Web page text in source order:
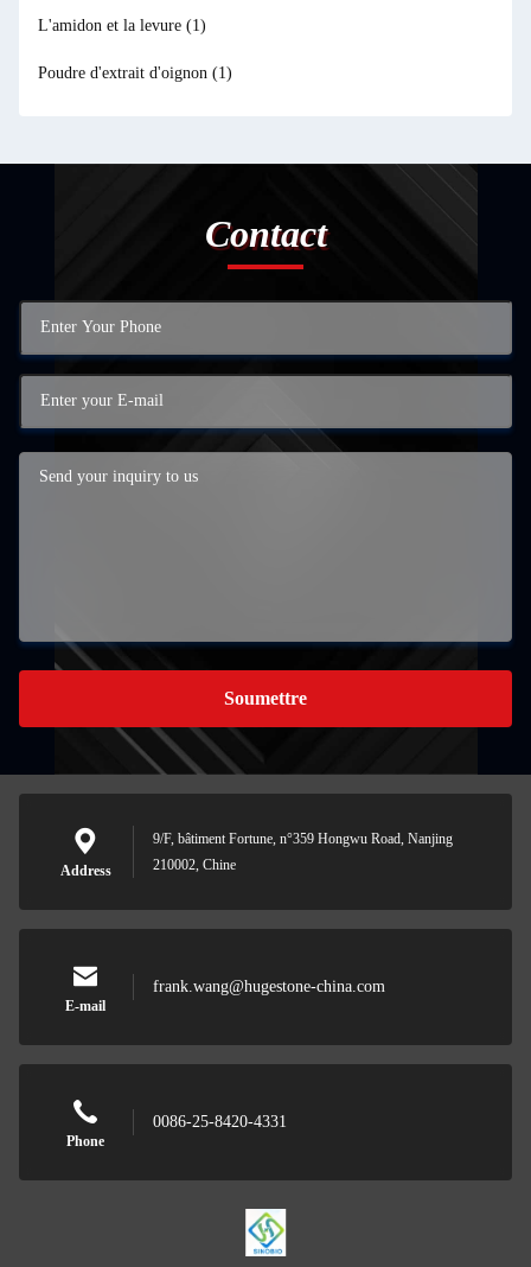
L'amidon et la levure (1)
Poudre d'extrait d'oignon (1)
Contact
Soumettre
Address
9/F, bâtiment Fortune, n°359 Hongwu Road, Nanjing
210002, Chine
E-mail
frank.wang@hugestone-china.com
Phone
0086-25-8420-4331